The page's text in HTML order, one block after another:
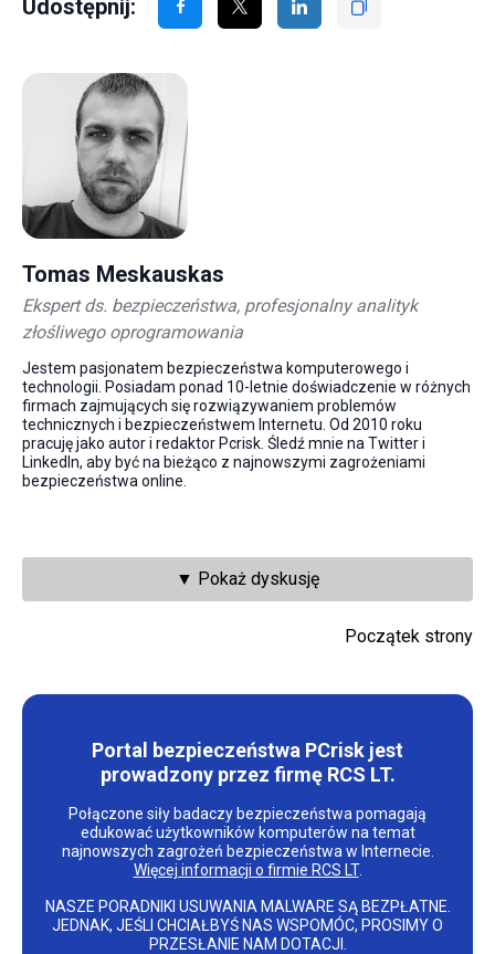
Udostępnij:
Tomas Meskauskas
Ekspert ds. bezpieczeństwa, profesjonalny analityk
złośliwego oprogramowania
Jestem pasjonatem bezpieczeństwa komputerowego i
technologii. Posiadam ponad 10-letnie doświadczenie w różnych
firmach zajmujących się rozwiązywaniem problemów
technicznych i bezpieczeństwem Internetu. Od 2010 roku
pracuję jako autor i redaktor Pcrisk. Śledź mnie na Twitter i
LinkedIn, aby być na bieżąco z najnowszymi zagrożeniami
bezpieczeństwa online.
▼ Pokaż dyskusję
Początek strony
Portal bezpieczeństwa PCrisk jest
prowadzony przez firmę RCS LT.
Połączone siły badaczy bezpieczeństwa pomagają
edukować użytkowników komputerów na temat
najnowszych zagrożeń bezpieczeństwa w Internecie.
Więcej informacji o firmie RCS LT.
NASZE PORADNIKI USUWANIA MALWARE SĄ BEZPŁATNE.
JEDNAK, JEŚLI CHCIAŁBYŚ NAS WSPOMÓC, PROSIMY O
PRZESŁANIE NAM DOTACJI.